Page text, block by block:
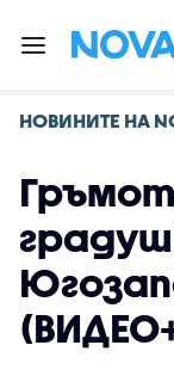
НОВИНИТЕ НА